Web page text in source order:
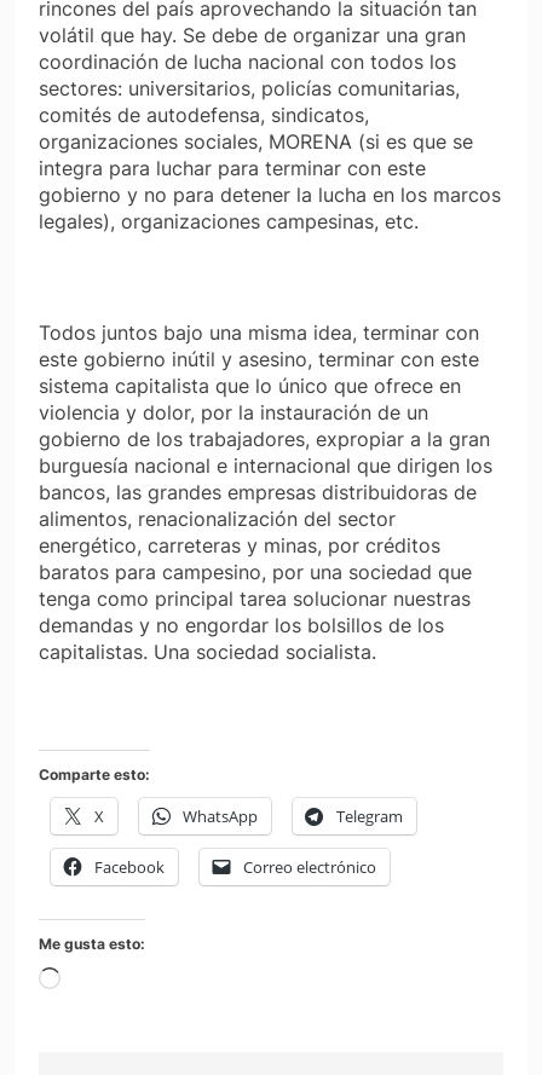
rincones del país aprovechando la situación tan
volátil que hay. Se debe de organizar una gran
coordinación de lucha nacional con todos los
sectores: universitarios, policías comunitarias,
comités de autodefensa, sindicatos,
organizaciones sociales, MORENA (si es que se
integra para luchar para terminar con este
gobierno y no para detener la lucha en los marcos
legales), organizaciones campesinas, etc.
Todos juntos bajo una misma idea, terminar con
este gobierno inútil y asesino, terminar con este
sistema capitalista que lo único que ofrece en
violencia y dolor, por la instauración de un
gobierno de los trabajadores, expropiar a la gran
burguesía nacional e internacional que dirigen los
bancos, las grandes empresas distribuidoras de
alimentos, renacionalización del sector
energético, carreteras y minas, por créditos
baratos para campesino, por una sociedad que
tenga como principal tarea solucionar nuestras
demandas y no engordar los bolsillos de los
capitalistas. Una sociedad socialista.
Comparte esto:
X WhatsApp Telegram
Facebook Correo electrónico
Me gusta esto:
Cargando...